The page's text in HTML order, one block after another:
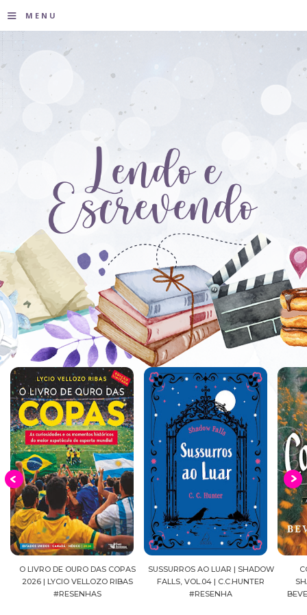
≡ MENU
O LIVRO DE OURO DAS COPAS
2026 | LYCIO VELLOZO RIBAS
#RESENHAS
SUSSURROS AO LUAR | SHADOW
FALLS, VOL.04 | C.C.HUNTER
#RESENHA